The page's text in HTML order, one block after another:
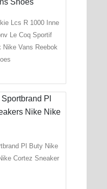
Lcs R 1000 Inne
Le Coq Sportif
Nike Vans Reebok
Pl Buty Nike
Cortez Sneaker